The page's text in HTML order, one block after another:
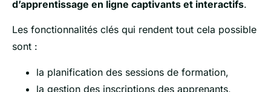
d’apprentissage en ligne captivants et interactifs.
Les fonctionnalités clés qui rendent tout cela possible
sont :
la planification des sessions de formation,
la gestion des inscriptions des apprenants,